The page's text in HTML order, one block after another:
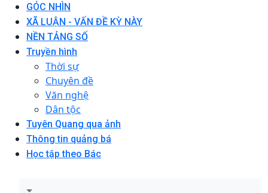
GÓC NHÌN
XÃ LUẬN - VẤN ĐỀ KỲ NÀY
NỀN TẢNG SỐ
Truyền hình
Thời sự
Chuyên đề
Văn nghệ
Dân tộc
Tuyên Quang qua ảnh
Thông tin quảng bá
Học tập theo Bác